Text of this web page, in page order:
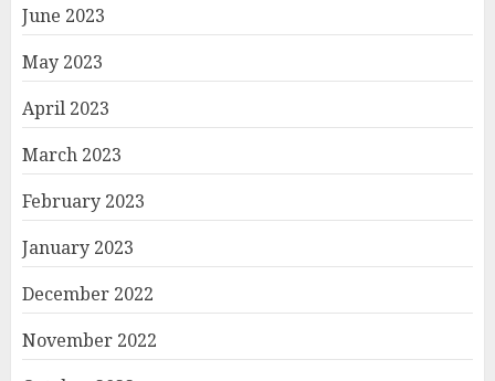
June 2023
May 2023
April 2023
March 2023
February 2023
January 2023
December 2022
November 2022